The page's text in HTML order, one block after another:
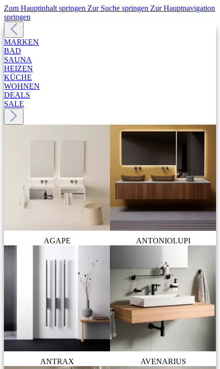
Zum Hauptinhalt springen Zur Suche springen Zur Hauptnavigation
springen
MARKEN
BAD
SAUNA
HEIZEN
KÜCHE
WOHNEN
DEALS
SALE
AGAPE ANTONIOLUPI
ANTRAX AVENARIUS